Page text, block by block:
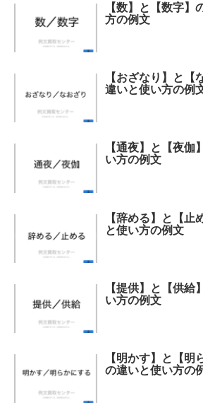
【数】と【数字】
方の例文
【おざなり】と【
違いと使い方の例
【通夜】と【夜伽
い方の例文
【辞める】と【止
と使い方の例文
【提供】と【供給
い方の例文
【明かす】と【明
の違いと使い方の